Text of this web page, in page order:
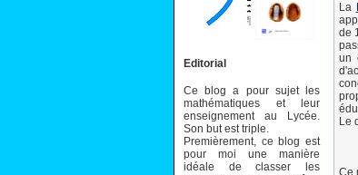
Editorial
Ce blog a pour sujet les
mathématiques et leur
enseignement au Lycée.
Son but est triple.
Premièrement, ce blog est
pour moi une manière
idéale de classer les
La
de
un
Le
Ce